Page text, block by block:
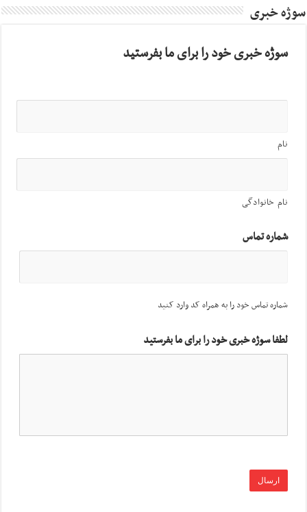
سوژه خبری
سوژه خبری خود را برای ما بفرستید
نام
نام خانوادگی
شماره تماس
شماره تماس خود را به همراه کد وارد کنید
لطفا سوژه خبری خود را برای ما بفرستید